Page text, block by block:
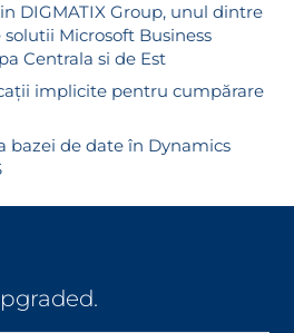
DIGMATIX Group, unul dintre
Microsoft Business
Centrala si de Est
implicite pentru cumpărare
bazei de date în Dynamics